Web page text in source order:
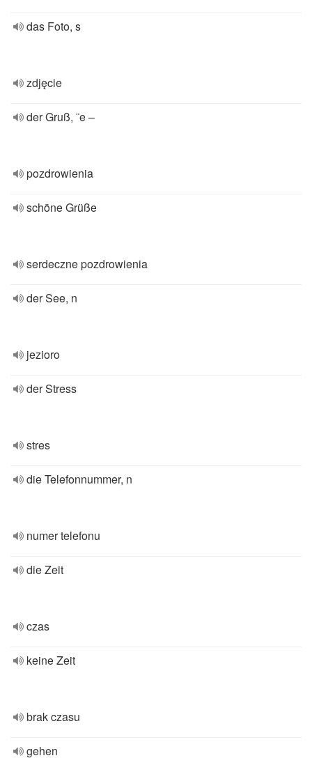
das Foto, s
zdjęcie
der Gruß, ¨e –
pozdrowienia
schöne Grüße
serdeczne pozdrowienia
der See, n
jezioro
der Stress
stres
die Telefonnummer, n
numer telefonu
die Zeit
czas
keine Zeit
brak czasu
gehen